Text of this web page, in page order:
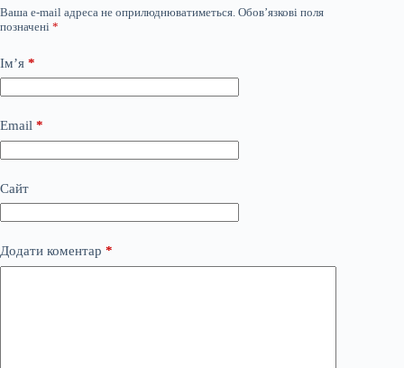
Ваша e-mail адреса не оприлюднюватиметься. Обов’язкові поля
позначені *
Ім’я *
Email *
Сайт
Додати коментар *